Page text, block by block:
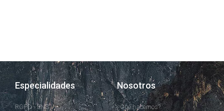
Especialidades
RGPD - ENS
Nosotros
¿Qué hacemos?